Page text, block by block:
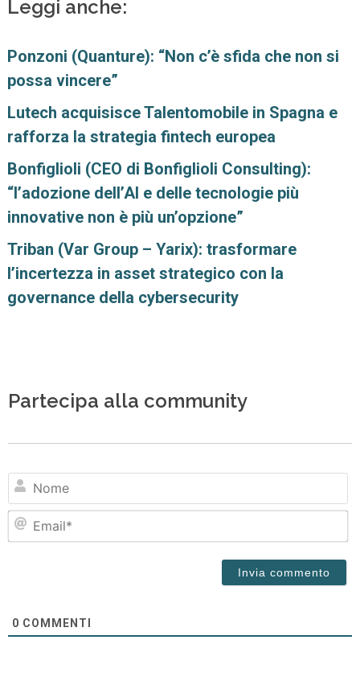
Leggi anche:
Ponzoni (Quanture): “Non c’è sfida che non si
possa vincere”
Lutech acquisisce Talentomobile in Spagna e
rafforza la strategia fintech europea
Bonfiglioli (CEO di Bonfiglioli Consulting):
“l’adozione dell’AI e delle tecnologie più
innovative non è più un’opzione”
Triban (Var Group – Yarix): trasformare
l’incertezza in asset strategico con la
governance della cybersecurity
Partecipa alla community
0 COMMENTI